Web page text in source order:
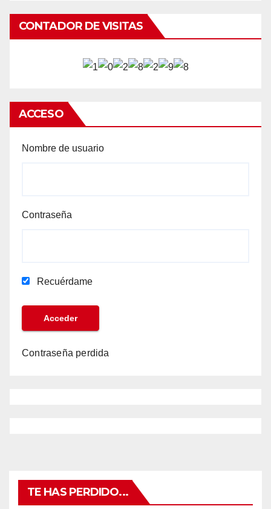
CONTADOR DE VISITAS
ACCESO
Nombre de usuario
Contraseña
Recuérdame
Contraseña perdida
TE HAS PERDIDO...